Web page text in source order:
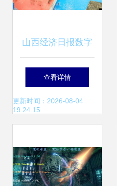
山西经济日报数字
报 计算机软硬件技
术开发的未来趋势
查看详情
更新时间：2026-08-04
19:24:15